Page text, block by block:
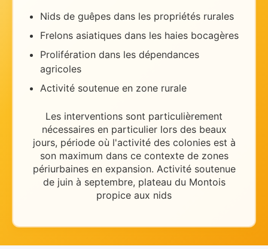
Nids de guêpes dans les propriétés rurales
Frelons asiatiques dans les haies bocagères
Prolifération dans les dépendances
agricoles
Activité soutenue en zone rurale
Les interventions sont particulièrement
nécessaires en particulier lors des beaux
jours, période où l'activité des colonies est à
son maximum dans ce contexte de zones
périurbaines en expansion. Activité soutenue
de juin à septembre, plateau du Montois
propice aux nids